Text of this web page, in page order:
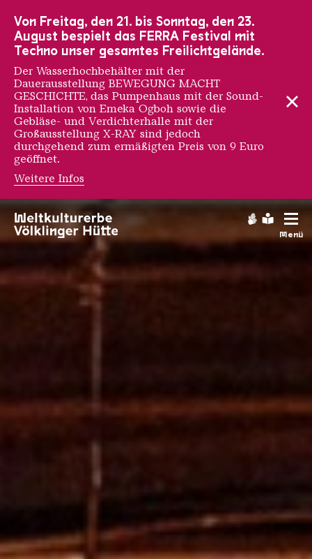
Menü
CHRISTIAN
Von Freitag, den 21. bis Sonntag, den 23.
August bespielt das FERRA Festival mit
Techno unser gesamtes Freilichtgelände.
Der Wasserhochbehälter mit der
Dauerausstellung BEWEGUNG MACHT
GESCHICHTE, das Pumpenhaus mit der Sound-
Installation von Emeka Ogboh sowie die
Gebläse- und Verdichterhalle mit der
Großausstellung X-RAY sind jedoch
durchgehend zum ermäßigten Preis von 9 Euro
geöffnet.
Weitere Infos